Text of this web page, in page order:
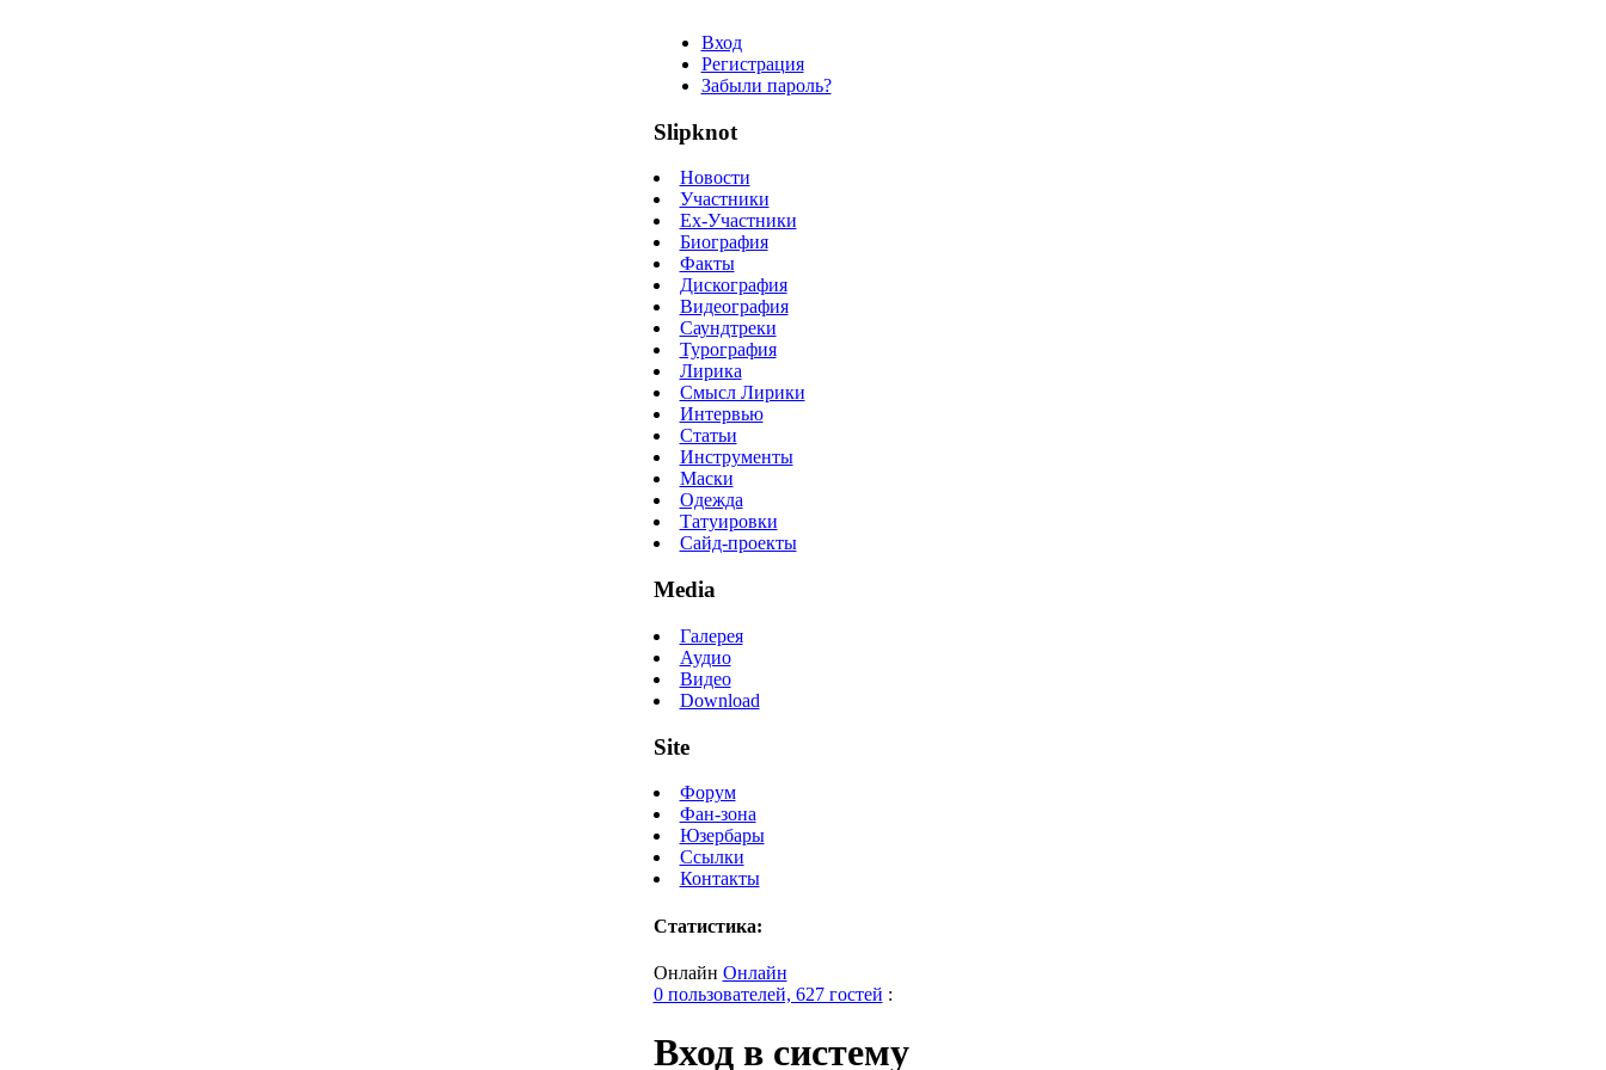
Вход
Регистрация
Забыли пароль?
Slipknot
Новости
Участники
Ex-Участники
Биография
Факты
Дискография
Видеография
Саундтреки
Турография
Лирика
Смысл Лирики
Интервью
Статьи
Инструменты
Маски
Одежда
Татуировки
Сайд-проекты
Media
Галерея
Аудио
Видео
Download
Site
Форум
Фан-зона
Юзербары
Ссылки
Контакты
Статистика:
Онлайн Онлайн
0 пользователей, 627 гостей :
Вход в систему